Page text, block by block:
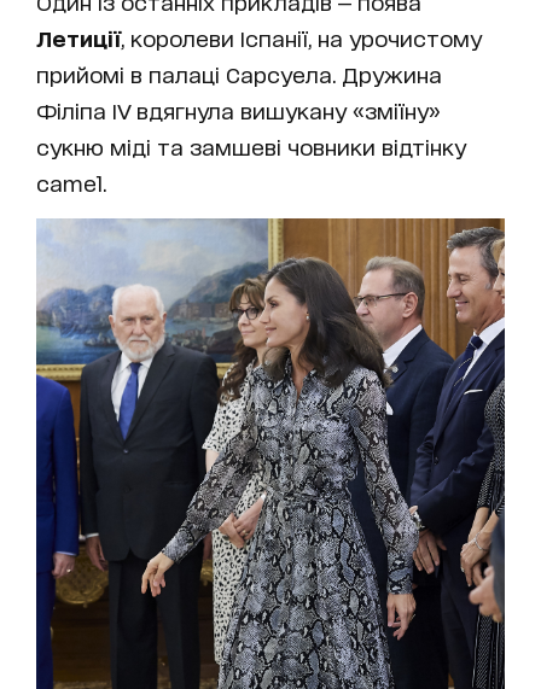
Летиції, королеви Іспанії, на урочистому
прийомі в палаці Сарсуела. Дружина
Філіпа IV вдягнула вишукану «зміїну»
сукню міді та замшеві човники відтінку
camel.